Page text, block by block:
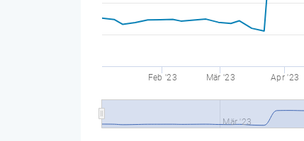
Feb '23 Mär '23 Apr '23
Mär '23